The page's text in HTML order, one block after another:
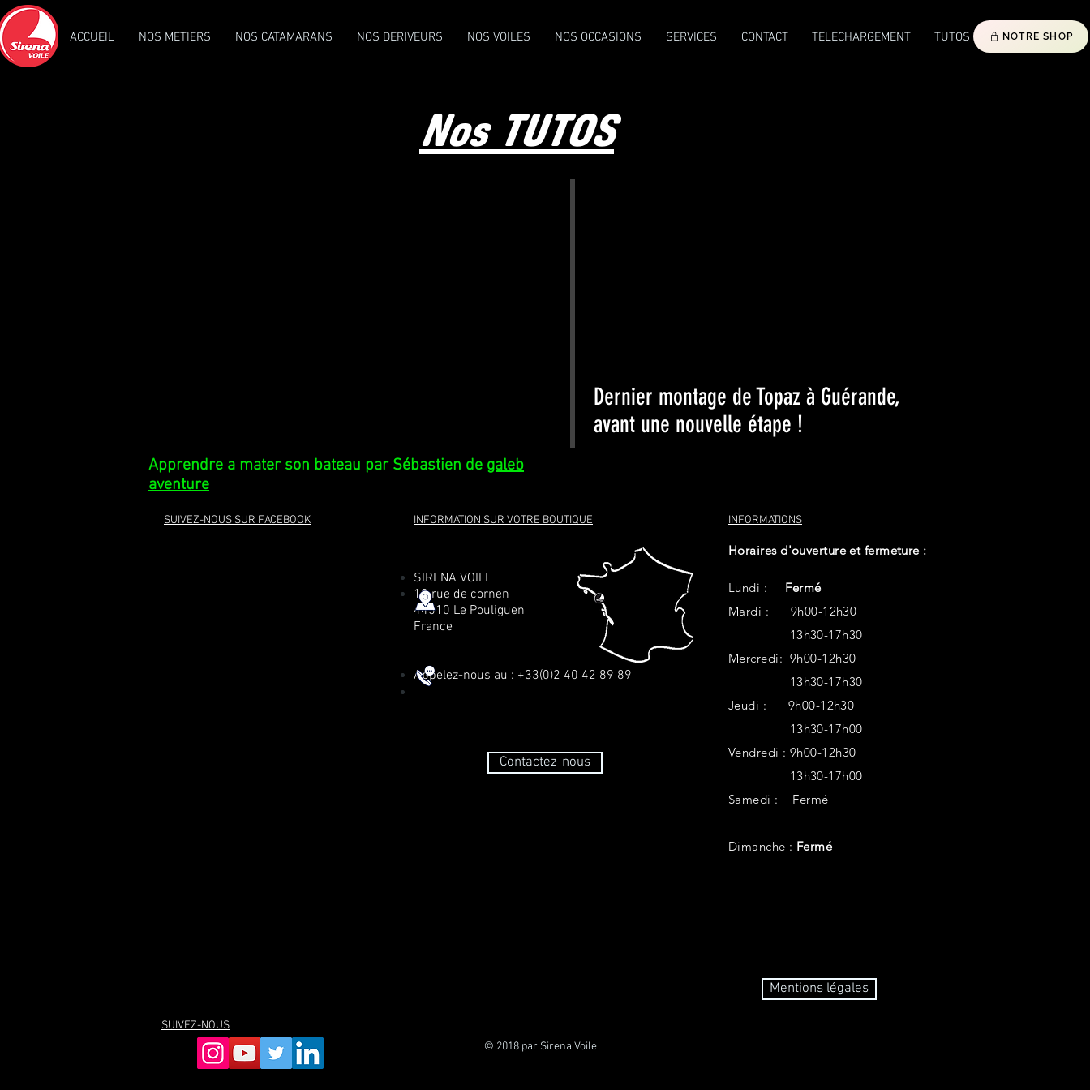
ACCUEIL NOS METIERS NOS CATAMARANS NOS DERIVEURS NOS VOILES NOS OCCASIONS SERVICES CONTACT TELECHARGEMENT TUTOS NOTRE SHOP
Nos TUTOS
Dernier montage de Topaz à Guérande,
avant une nouvelle étape !
Apprendre a mater son bateau par Sébastien de galeb
aventure
SUIVEZ-NOUS SUR FACEBOOK INFORMATION SUR VOTRE BOUTIQUE
SIRENA VOILE
12 rue de cornen
44510 Le Pouliguen
France
Appelez-nous au : +33(0)2 40 42 89 89
Contactez-nous
INFORMATIONS
Horaires d'ouverture et fermeture :
Lundi : Fermé
Mardi : 9h00-12h30
13h30-17h30
Mercredi: 9h00-12h30
13h30-17h30
Jeudi : 9h00-12h30
13h30-17h00
Vendredi : 9h00-12h30
13h30-17h00
Samedi :
Fermé
Dimanche : Fermé
Mentions légales
SUIVEZ-NOUS
© 2018 par Sirena Voile